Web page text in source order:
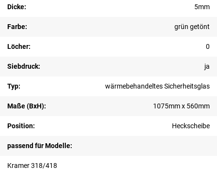
Dicke: 5mm
Farbe: grün getönt
Löcher: 0
Siebdruck: ja
Typ: wärmebehandeltes Sicherheitsglas
Maße (BxH): 1075mm x 560mm
Position: Heckscheibe
passend für Modelle:
Kramer 318/418